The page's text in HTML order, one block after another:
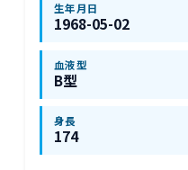
生年月日
1968-05-02
血液型
B型
身長
174